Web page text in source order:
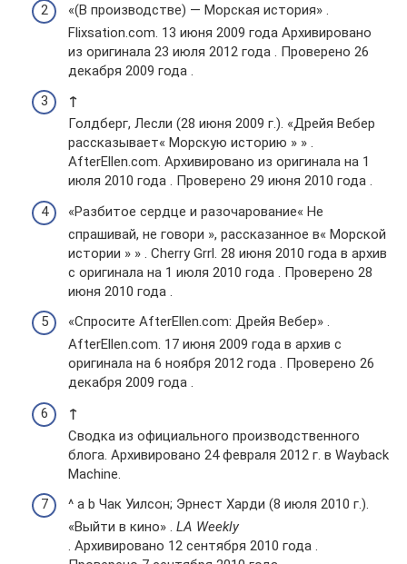
«(В производстве) — Морская история» .
Flixsation.com. 13 июня 2009 года Архивировано
из оригинала 23 июля 2012 года . Проверено 26
декабря 2009 года .
↑
Голдберг, Лесли (28 июня 2009 г.). «Дрейя Вебер
рассказывает« Морскую историю » » .
AfterEllen.com. Архивировано из оригинала на 1
июля 2010 года . Проверено 29 июня 2010 года .
«Разбитое сердце и разочарование« Не
спрашивай, не говори », рассказанное в« Морской
истории » » . Cherry Grrl. 28 июня 2010 года в архив
с оригинала на 1 июля 2010 года . Проверено 28
июня 2010 года .
«Спросите AfterEllen.com: Дрейя Вебер» .
AfterEllen.com. 17 июня 2009 года в архив с
оригинала на 6 ноября 2012 года . Проверено 26
декабря 2009 года .
↑
Сводка из официального производственного
блога. Архивировано 24 февраля 2012 г. в Wayback
Machine.
^ a b Чак Уилсон; Эрнест Харди (8 июля 2010 г.).
«Выйти в кино» . LA Weekly
. Архивировано 12 сентября 2010 года .